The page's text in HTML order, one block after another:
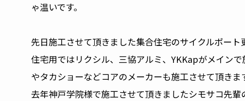
ゃ温いです。
先日施工させて頂きました集合住宅のサイクルポート
住宅用ではリクシル、三協アルミ、YKKapがメイン
やタカショーなどコアのメーカーも施工させて頂きま
去年神戸学院様で施工させて頂きましたシモサコ先輩